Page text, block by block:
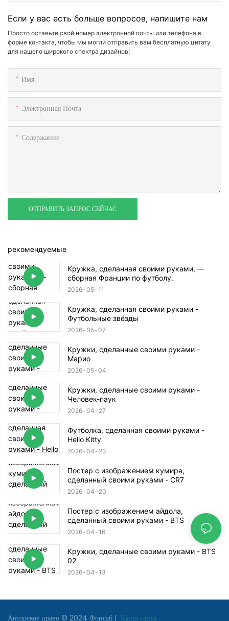
Если у вас есть больше вопросов, напишите нам
Просто оставьте свой номер электронной почты или телефона в
форме контакта, чтобы мы могли отправить вам бесплатную цитату
для нашего широкого спектра дизайнов!
Имя
Электронная Почта
Содержание
ОТПРАВИТЬ ЗАПРОС СЕЙЧАС
рекомендуемые
Кружка, сделанная своими руками, —
сборная Франции по футболу.
2026 05 11
Кружка, сделанная своими руками -
Футбольные звёзды
2026 05 07
Кружки, сделанные своими руками -
Марио
2026 05 04
Кружки, сделанные своими руками -
Человек-паук
2026 04 27
Футболка, сделанная своими руками -
Hello Kitty
2026 04 23
Постер с изображением кумира,
сделанный своими руками - CR7
2026 04 20
Постер с изображением айдола,
сделанный своими руками - BTS
2026 04 16
Кружки, сделанные своими руками - BTS
02
2026 04 13
Авторское право © 2024 Фрисаб | Карта сайта